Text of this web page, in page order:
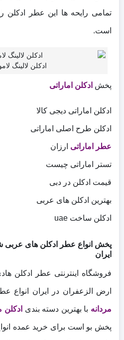
تمامی رایحه ها این عطر ادکلن
است.
ادکلن لالینگ
پخش ادکلن اماراتی
ادکلن اماراتی دیجی کالا
ادکلن طرح اصلی اماراتی
عطر اماراتی ارزان
تستر اماراتی چیست
قیمت ادکلن در دبی
بهترین ادکلن های عربی
ادکلن ساخت uae
پخش انواع عطر ادکلن های عربی
ایران
فروشگاه اینترنتی عطر ادکلن
ارض الزعفران در ایران انواع
مردانه با بهترین دسته بندی ادکلن
پخش بو است برای خرید عمده